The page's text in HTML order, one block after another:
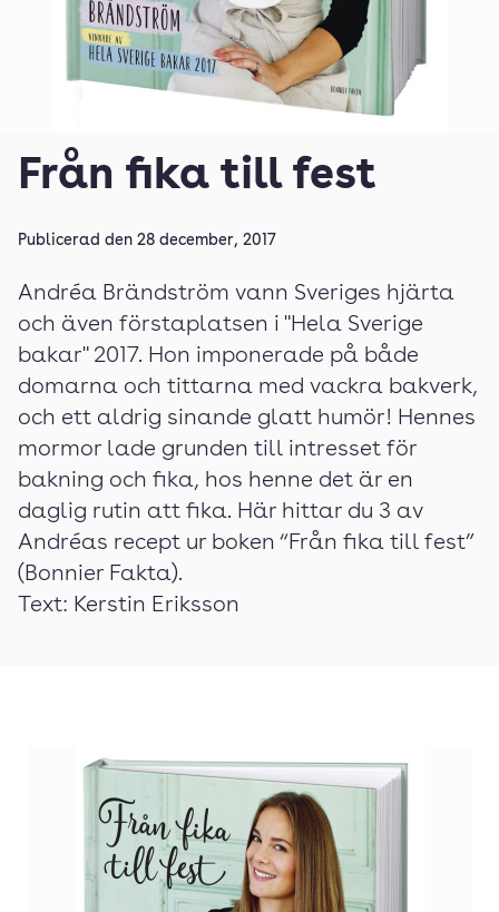
Från fika till fest
Publicerad den 28 december, 2017
Andréa Brändström vann Sveriges hjärta
och även förstaplatsen i "Hela Sverige
bakar" 2017. Hon imponerade på både
domarna och tittarna med vackra bakverk,
och ett aldrig sinande glatt humör! Hennes
mormor lade grunden till intresset för
bakning och fika, hos henne det är en
daglig rutin att fika. Här hittar du 3 av
Andréas recept ur boken “Från fika till fest”
(Bonnier Fakta).
Text: Kerstin Eriksson